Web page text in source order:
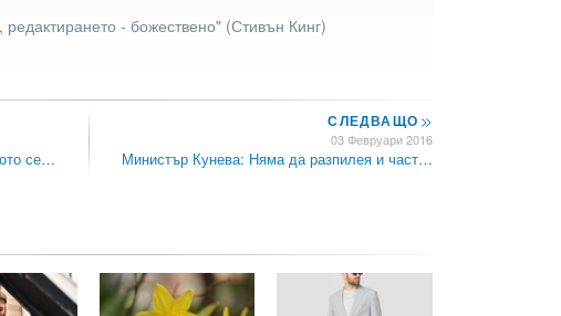
- божествено" (Стивън Кинг)
се…
СЛЕДВАЩО>>
03 Февруари 2016
Министър Кунева: Няма да разпилея и част…